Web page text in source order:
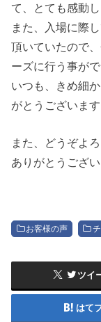
て、とても感動し
また、入場に際
頂いていたので
ーズに行う事がで
いつも、きめ細
がとうございます
また、どうぞよ
ありがとうござい
お客様の声
ツイ
はて